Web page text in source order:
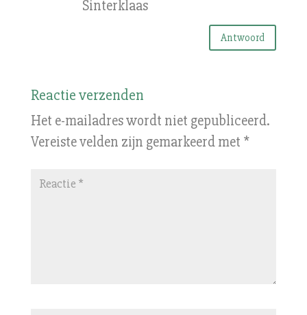
Sinterklaas
Antwoord
Reactie verzenden
Het e-mailadres wordt niet gepubliceerd.
Vereiste velden zijn gemarkeerd met *